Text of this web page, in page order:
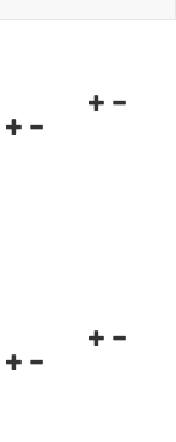
Navigationsmenü
Navigationsmenü